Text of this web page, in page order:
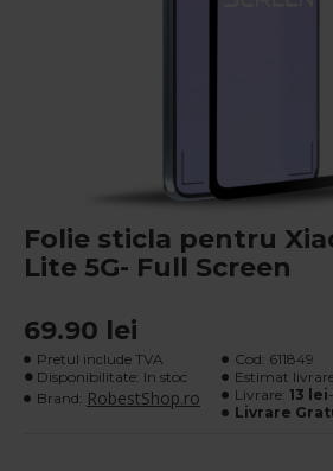
Folie sticla pentru
Lite 5G- Full Screen
69.90 lei
Pretul include TVA
Disponibilitate: In stoc
Brand: RobestShop.ro
Cod: 611849
Estimat
Livrare: 13 lei
Livrare